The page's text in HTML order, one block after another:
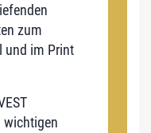
zum
und im Print
wichtigen